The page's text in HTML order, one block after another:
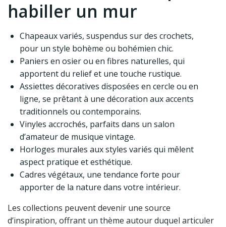
habiller un mur
Chapeaux variés, suspendus sur des crochets,
pour un style bohème ou bohémien chic.
Paniers en osier ou en fibres naturelles, qui
apportent du relief et une touche rustique.
Assiettes décoratives disposées en cercle ou en
ligne, se prêtant à une décoration aux accents
traditionnels ou contemporains.
Vinyles accrochés, parfaits dans un salon
d’amateur de musique vintage.
Horloges murales aux styles variés qui mêlent
aspect pratique et esthétique.
Cadres végétaux, une tendance forte pour
apporter de la nature dans votre intérieur.
Les collections peuvent devenir une source
d’inspiration, offrant un thème autour duquel articuler